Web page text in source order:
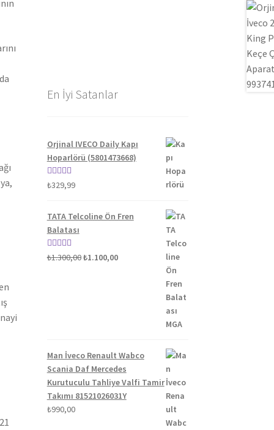
En İyi Satanlar
Orjinal IVECO Daily Kapı
Hoparlörü (5801473668)
5 üzerinden
₺329,99
TATA Telcoline Ön Fren
Balatası
5 üzerinden
₺1.300,00Orijinal
₺1.100,00Şu
Man İveco Renault Wabco
Scania Daf Mercedes
Kurutuculu Tahliye Valfi Tamir
Takımı 81521026031Y
₺990,00